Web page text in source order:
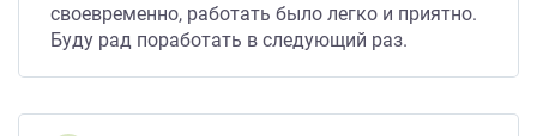
своевременно, работать было легко и приятно.
Буду рад поработать в следующий раз.